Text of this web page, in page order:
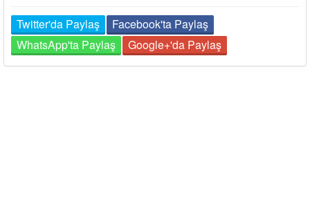
Twitter'da Paylaş
Facebook'ta Paylaş
WhatsApp'ta Paylaş
Google+'da Paylaş